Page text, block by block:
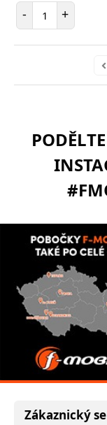
- Počet položek
+
Zákaznický